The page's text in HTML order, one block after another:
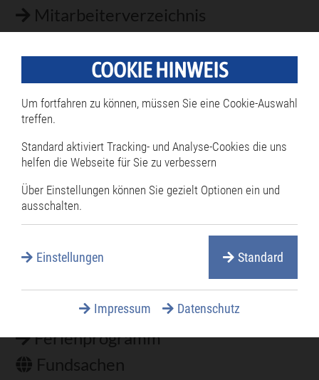
Mitarbeiterverzeichnis
Öffentliche Bekanntmachungen
Rathaus Serviceportal
Services A-Z
Satzungen
Stellenangebote
Verwaltungsgliederung
Häufig gesucht
Bestattungen
Ferienprogramm
Fundsachen
COOKIE HINWEIS
Um fortfahren zu können, müssen Sie eine Cookie-Auswahl
treffen.
Standard aktiviert Tracking- und Analyse-Cookies die uns
helfen die Webseite für Sie zu verbessern
Über Einstellungen können Sie gezielt Optionen ein und
ausschalten.
Einstellungen Standard
Impressum Datenschutz